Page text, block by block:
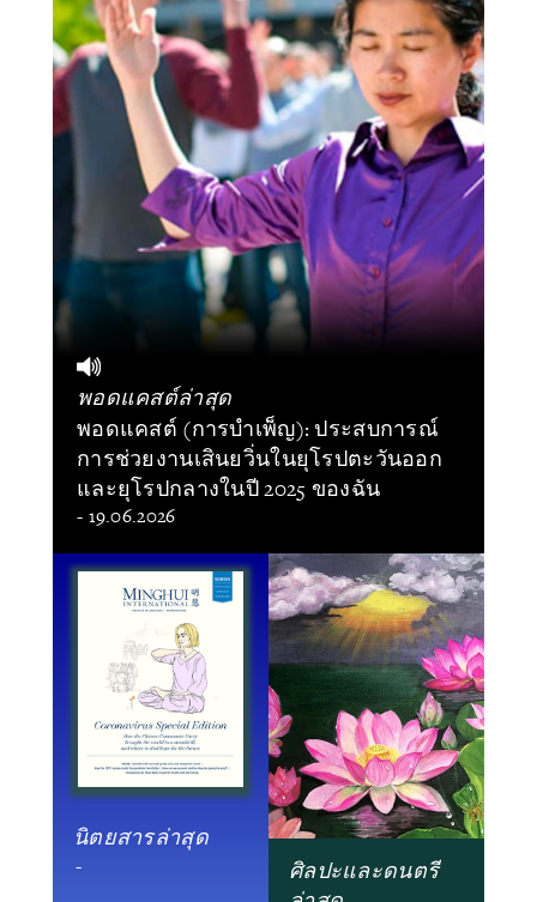
พอดแคสต์ล่าสุด
พอดแคสต์ (การบำเพ็ญ): ประสบการณ์
การช่วยงานเสินยวิ่นในยุโรปตะวันออก
และยุโรปกลางในปี 2025 ของฉัน
- 19.06.2026
นิตยสารล่าสุด
-
ศิลปะและดนตรี